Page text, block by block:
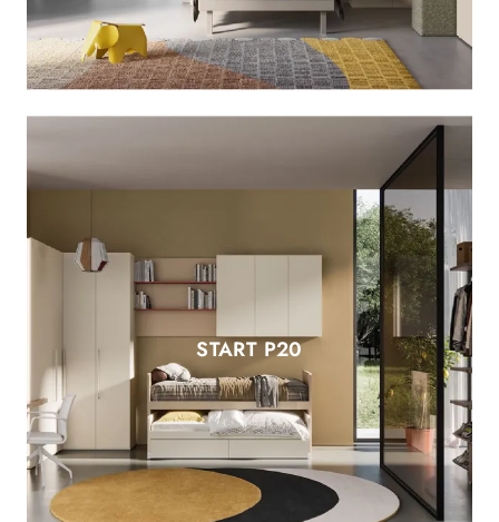
START P20